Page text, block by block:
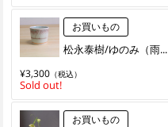
お買いもの
松永泰樹/ゆのみ（雨...
¥3,300 （税込）
Sold out!
お買いもの